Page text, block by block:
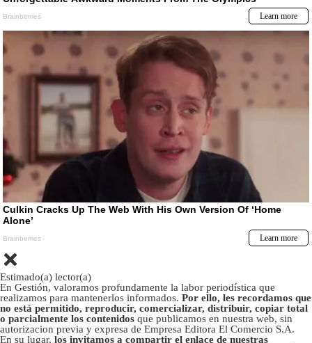
Estimado(a) lector(a)
En Gestión, valoramos profundamente la labor periodística que
realizamos para mantenerlos informados. Por ello, les recordamos que
no está permitido, reproducir, comercializar, distribuir, copiar total
o parcialmente los contenidos que publicamos en nuestra web, sin
autorizacion previa y expresa de Empresa Editora El Comercio S.A.
En su lugar, los invitamos a compartir el enlace de nuestras